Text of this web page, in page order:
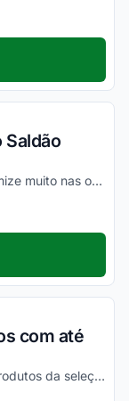
Saldão
Confira essa super oportunidade e economize muito nas ofertas do Saldão! Válido por tempo limitado. Consulte exceções no site e corra para usufruir!
com até
Aproveite para ganhar até 10% OFF em produtos da seleção Mundo, selecionados na loja online, em itens vendidos e entregues nesse link. Pegue o cupom e seja redirecionado. Corra e c...